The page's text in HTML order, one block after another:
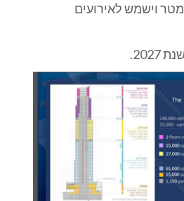
קומה בין יגיע עד ל 27 מטר וישמש לאירועים